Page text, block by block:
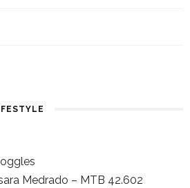
Medrado – MTB 42.602